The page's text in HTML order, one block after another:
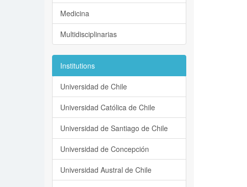
Medicina
Multidisciplinarias
Institutions
Universidad de Chile
Universidad Católica de Chile
Universidad de Santiago de Chile
Universidad de Concepción
Universidad Austral de Chile